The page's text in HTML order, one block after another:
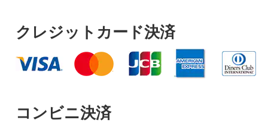
クレジットカード決済
コンビニ決済